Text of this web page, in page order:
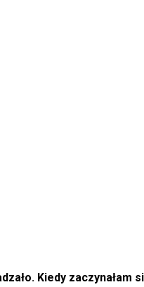
Kiedy zaczynałam